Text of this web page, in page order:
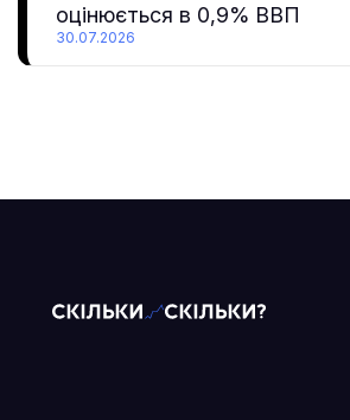
оцінюється в 0,9% ВВП
30.07.2026